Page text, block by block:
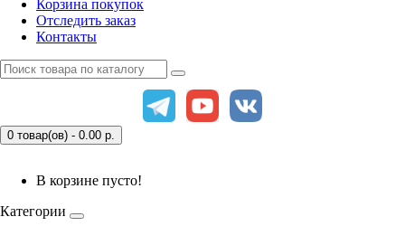
Корзина покупок
Отследить заказ
Контакты
0 товар(ов) - 0.00 р.
В корзине пусто!
Категории